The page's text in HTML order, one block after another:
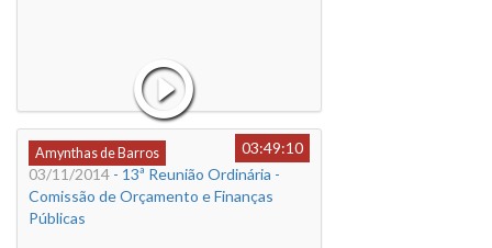
Amynthas de Barros
03:49:10
03/11/2014 - 13ª Reunião Ordinária -
Comissão de Orçamento e Finanças
Públicas